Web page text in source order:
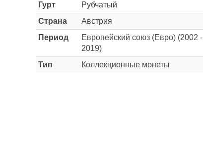
Гурт
Рубчатый
Страна
Австрия
Период
Европейский союз (Евро) (2002 -
2019)
Тип
Коллекционные монеты